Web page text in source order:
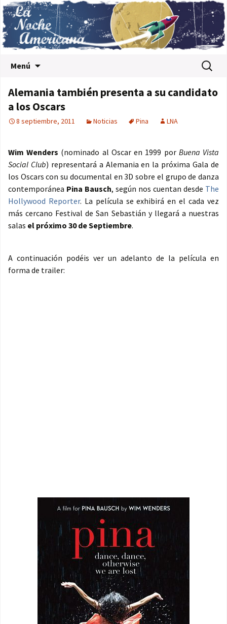
Menú Buscar:
Alemania también presenta a su candidato
a los Oscars
8 septiembre, 2011 Noticias Pina LNA
Wim Wenders (nominado al Oscar en 1999 por Buena Vista
Social Club) representará a Alemania en la próxima Gala de
los Oscars con su documental en 3D sobre el grupo de danza
contemporánea Pina Bausch, según nos cuentan desde The
Hollywood Reporter. La película se exhibirá en el cada vez
más cercano Festival de San Sebastián y llegará a nuestras
salas el próximo 30 de Septiembre.
A continuación podéis ver un adelanto de la película en
forma de trailer: